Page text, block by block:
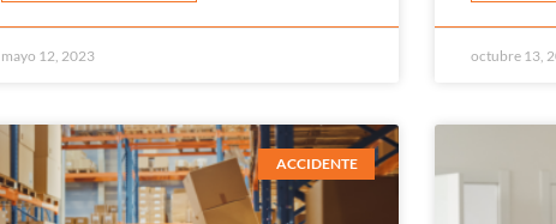
mayo 12, 2023 octubre 13,
ACCIDENTE